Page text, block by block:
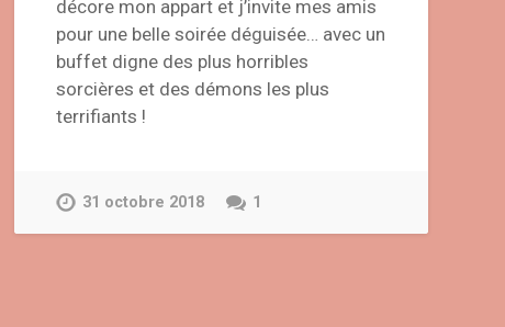
décore mon appart et j’invite mes amis
pour une belle soirée déguisée… avec un
buffet digne des plus horribles
sorcières et des démons les plus
terrifiants !
31 octobre 2018 1